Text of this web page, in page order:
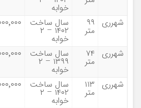
خوابه
شهرری ۹۹
متر
سال ساخت
۱۴۰۲ – ۲
خوابه
شهرری ۷۴
متر
سال ساخت
۱۳۹۹ – ۲
خوابه
شهرری ۱۱۳
متر
سال ساخت
۱۴۰۲ – ۲
خوابه